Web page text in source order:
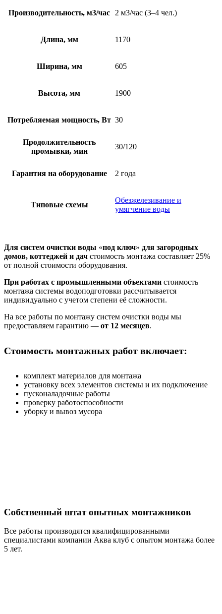
Производительность, м3/час 2 м3/час (3–4 чел.)
Длина, мм 1170
Ширина, мм 605
Высота, мм 1900
Потребляемая мощность, Вт 30
Продолжительность
промывки, мин
30/120
Гарантия на оборудование 2 года
Типовые схемы
Обезжелезивание и
умягчение воды
Для систем очистки воды «под ключ» для загородных
домов, коттеджей и дач cтоимость монтажа составляет 25%
от полной стоимости оборудования.
При работах с промышленными объектами стоимость
монтажа системы водоподготовки рассчитывается
индивидуально с учетом степени её сложности.
На все работы по монтажу систем очистки воды мы
предоставляем гарантию — от 12 месяцев.
Стоимость монтажных работ включает:
комплект материалов для монтажа
установку всех элементов системы и их подключение
пусконаладочные работы
проверку работоспособности
уборку и вывоз мусора
Собственный штат опытных монтажников
Все работы производятся квалифицированными
специалистами компании Аква клуб с опытом монтажа более
5 лет.